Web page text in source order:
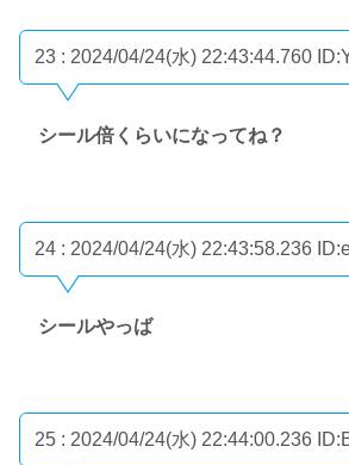
23 : 2024/04/24(水) 22:43:44.760
シール倍くらいになってね？
24 : 2024/04/24(水) 22:43:58.236
シールやっば
25 : 2024/04/24(水) 22:44:00.236